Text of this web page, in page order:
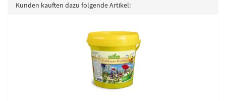
Kunden kauften dazu folgende Artikel: